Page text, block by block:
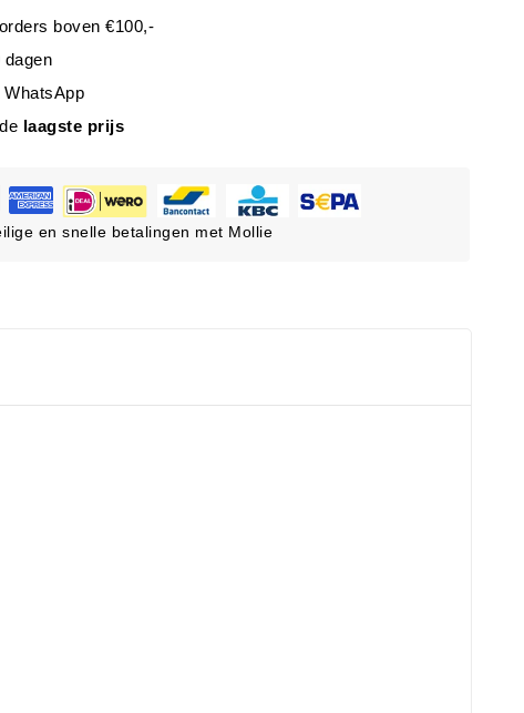
boven €100,-
dagen
WhatsApp
laagste prijs
en snelle betalingen met Mollie